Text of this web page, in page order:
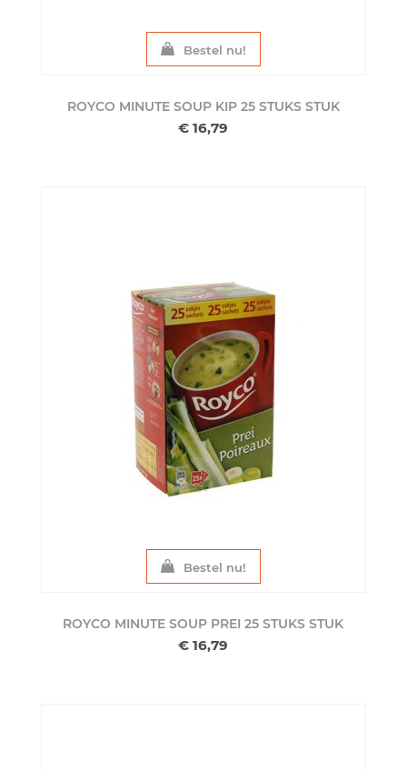
Bestel nu!
ROYCO MINUTE SOUP KIP 25 STUKS STUK
€ 16,79
Bestel nu!
ROYCO MINUTE SOUP PREI 25 STUKSSTUK
€ 16,79